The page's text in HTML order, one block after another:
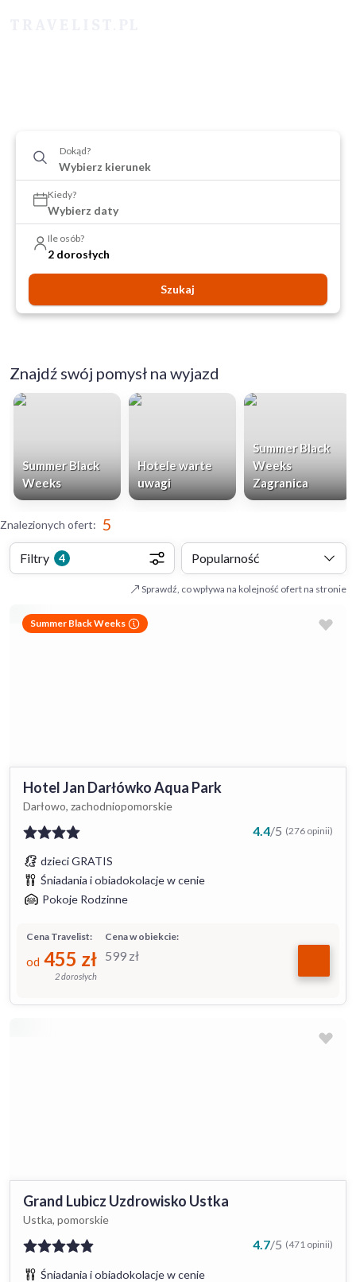
Dokąd?
Kiedy?
Wybierz daty
Ile osób?
2 dorosłych
Szukaj
Znajdź swój pomysł na wyjazd
Summer Black
Weeks
Hotele warte
uwagi
Summer Black
Weeks
Zagranica
Znalezionych ofert: 5
Filtry 4 Popularność
Sprawdź, co wpływa na kolejność ofert na stronie
Summer Black Weeks
Hotel Jan Darłówko Aqua Park
Darłowo, zachodniopomorskie
4.4/5 (276 opinii)
dzieci GRATIS
Śniadania i obiadokolacje w cenie
Pokoje Rodzinne
Cena w obiekcie:
599 zł
Cena Travelist:
od 455 zł
2 dorosłych
Grand Lubicz Uzdrowisko Ustka
Ustka, pomorskie
4.7/5 (471 opinii)
Śniadania i obiadokolacje w cenie